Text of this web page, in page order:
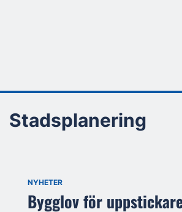
Stadsplanering
NYHETER
Bygglov för